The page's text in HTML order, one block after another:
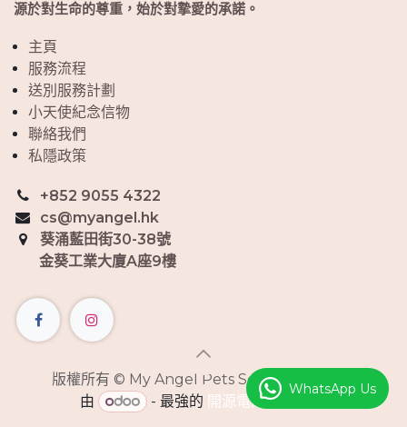
源於對生命的尊重，始於對摯愛的承諾。
主頁
服務流程
送別服務計劃
小天使紀念信物
聯絡我們
私隱政策
+852 9055 4322
cs@myangel.hk
葵涌藍田街30-38號
金葵工業大廈A座9樓
版權所有 © My Angel Pets Service Limited
由
- 最強的 開源電商平台
WhatsApp Us